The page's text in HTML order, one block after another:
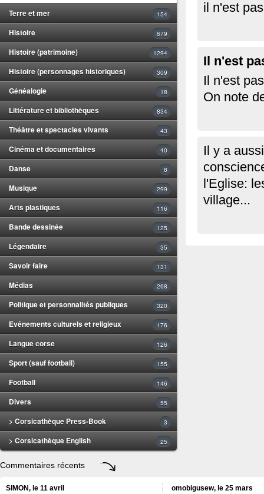
Terre et mer 154
Histoire 679
Histoire (patrimoine) 1294
Histoire (personnages historiques) 309
Généalogie 18
Littérature et bibliothèques 834
Théâtre et spectacles vivants 43
Cinéma et documentaires 40
Danse 8
Musique 299
Arts plastiques 116
Bande dessinée 125
Légendaire 35
Savoir faire 131
Médias 268
Politique et personnalités publiques 320
Evénements culturels et religieux 176
Langue corse 126
Sport (sauf football) 155
Football 146
Divers 55
> Corsicathèque Press-Book 3
> Corsicathèque English 25
il n'est
Il n'est
Il n'est
On note
Il y a
l'Eglise:
village...
Commentaires récents
SIMON, le 11 avril
omobigusew, le 25 mars